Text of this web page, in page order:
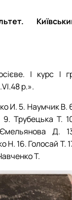
І курс І
р.».
И. 5. Наумчик В.
9. Трубецька Т.
Д.
Н. 16. Голосай Т.
Т.